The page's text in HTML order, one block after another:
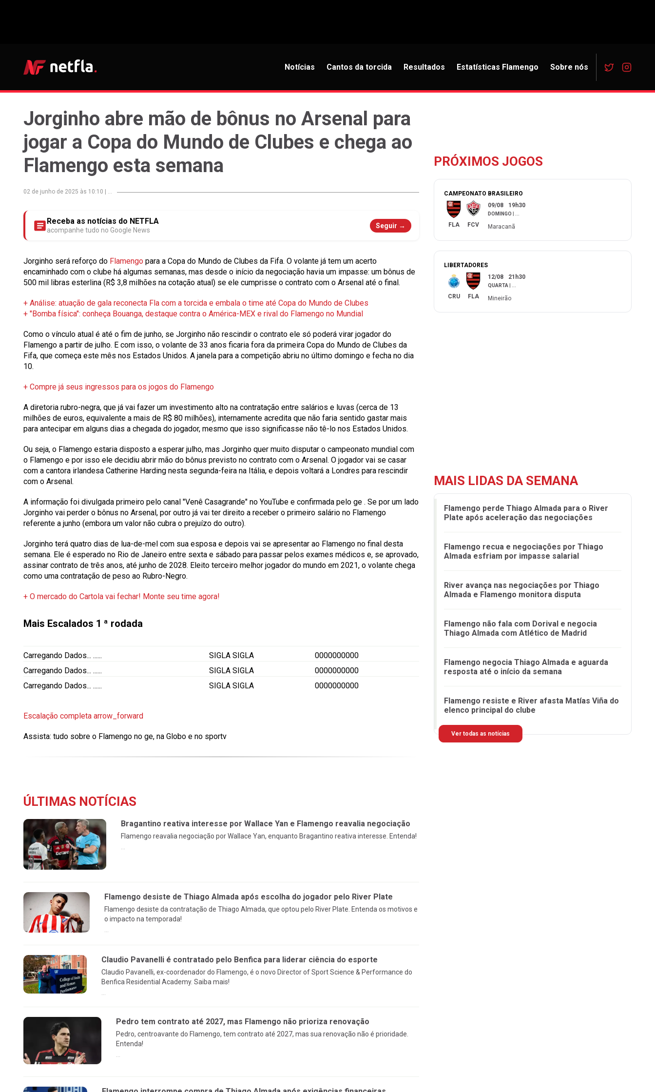
Notícias Cantos da torcida Resultados Estatísticas Flamengo Sobre nós
Jorginho abre mão de bônus no Arsenal para
jogar a Copa do Mundo de Clubes e chega ao
Flamengo esta semana
02 de junho de 2025 às 10:10 ...
Receba as notícias do NETFLA
acompanhe tudo no Google News
Seguir →
Jorginho será reforço do Flamengo para a Copa do Mundo de Clubes da Fifa. O volante já tem um acerto
encaminhado com o clube há algumas semanas, mas desde o início da negociação havia um impasse: um bônus de
500 mil libras esterlina (R$ 3,8 milhões na cotação atual) se ele cumprisse o contrato com o Arsenal até o final.
+ Análise: atuação de gala reconecta Fla com a torcida e embala o time até Copa do Mundo de Clubes
+ "Bomba física": conheça Bouanga, destaque contra o América-MEX e rival do Flamengo no Mundial
Como o vínculo atual é até o fim de junho, se Jorginho não rescindir o contrato ele só poderá virar jogador do
Flamengo a partir de julho. E com isso, o volante de 33 anos ficaria fora da primeira Copa do Mundo de Clubes da
Fifa, que começa este mês nos Estados Unidos. A janela para a competição abriu no último domingo e fecha no dia
10.
+ Compre já seus ingressos para os jogos do Flamengo
A diretoria rubro-negra, que já vai fazer um investimento alto na contratação entre salários e luvas (cerca de 13
milhões de euros, equivalente a mais de R$ 80 milhões), internamente acredita que não faria sentido gastar mais
para antecipar em alguns dias a chegada do jogador, mesmo que isso significasse não tê-lo nos Estados Unidos.
Ou seja, o Flamengo estaria disposto a esperar julho, mas Jorginho quer muito disputar o campeonato mundial com
o Flamengo e por isso ele decidiu abrir mão do bônus previsto no contrato com o Arsenal. O jogador vai se casar
com a cantora irlandesa Catherine Harding nesta segunda-feira na Itália, e depois voltará a Londres para rescindir
com o Arsenal.
A informação foi divulgada primeiro pelo canal "Venê Casagrande" no YouTube e confirmada pelo ge . Se por um lado
Jorginho vai perder o bônus no Arsenal, por outro já vai ter direito a receber o primeiro salário no Flamengo
referente a junho (embora um valor não cubra o prejuízo do outro).
Jorginho terá quatro dias de lua-de-mel com sua esposa e depois vai se apresentar ao Flamengo no final desta
semana. Ele é esperado no Rio de Janeiro entre sexta e sábado para passar pelos exames médicos e, se aprovado,
assinar contrato de três anos, até junho de 2028. Eleito terceiro melhor jogador do mundo em 2021, o volante chega
como uma contratação de peso ao Rubro-Negro.
+ O mercado do Cartola vai fechar! Monte seu time agora!
Mais Escalados 1 ª rodada
Carregando Dados... ...... SIGLA SIGLA
0000000000
Carregando Dados... ...... SIGLA SIGLA
0000000000
Carregando Dados... ...... SIGLA SIGLA 0000000000
Escalação completa arrow_forward
Assista: tudo sobre o Flamengo no ge, na Globo e no sportv
ÚLTIMAS NOTÍCIAS
Bragantino reativa interesse por Wallace Yan e Flamengo reavalia negociação
Flamengo reavalia negociação por Wallace Yan, enquanto Bragantino reativa interesse. Entenda!
...
Flamengo desiste de Thiago Almada após escolha do jogador pelo River Plate
Flamengo desiste da contratação de Thiago Almada, que optou pelo River Plate. Entenda os motivos e
o impacto na temporada!
Claudio Pavanelli é contratado pelo Benfica para liderar ciência do esporte
Claudio Pavanelli, ex-coordenador do Flamengo, é o novo Director of Sport Science & Performance do
Benfica Residential Academy. Saiba mais!
Pedro tem contrato até 2027, mas Flamengo não prioriza renovação
Pedro, centroavante do Flamengo, tem contrato até 2027, mas sua renovação não é prioridade.
Entenda!
PRÓXIMOS JOGOS
CAMPEONATO BRASILEIRO
FLA FCV
09/08 19h30
DOMINGO
Maracanã
LIBERTADORES
CRU FLA
12/08 21h30
QUARTA
Mineirão
MAIS LIDAS DA SEMANA
Flamengo perde Thiago Almada para o River
Plate após aceleração das negociações
Flamengo recua e negociações por Thiago
Almada esfriam por impasse salarial
River avança nas negociações por Thiago
Almada e Flamengo monitora disputa
Flamengo não fala com Dorival e negocia
Thiago Almada com Atlético de Madrid
Flamengo negocia Thiago Almada e aguarda
resposta até o início da semana
Flamengo resiste e River afasta Matías Viña do
elenco principal do clube
Ver todas as notícias